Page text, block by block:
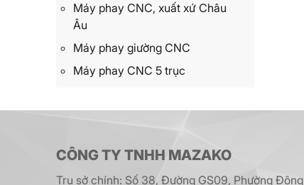
Máy phay CNC, xuất xứ Châu
Âu
Máy phay giường CNC
Máy phay CNC 5 trục
CÔNG TY TNHH MAZAKO
Trụ sở chính: Số 38, Đường GS09, Phường Đông